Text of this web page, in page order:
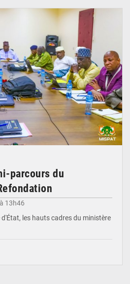
parcours du
13h46
les hauts cadres du ministère